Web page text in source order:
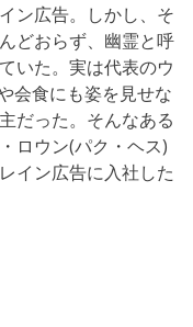
ン広告。しかし、そ
どおらず、幽霊と呼
いた。実は代表のウ
会食にも姿を見せな
だった。そんなある
ロウン(パク・ヘス)
イン広告に入社した